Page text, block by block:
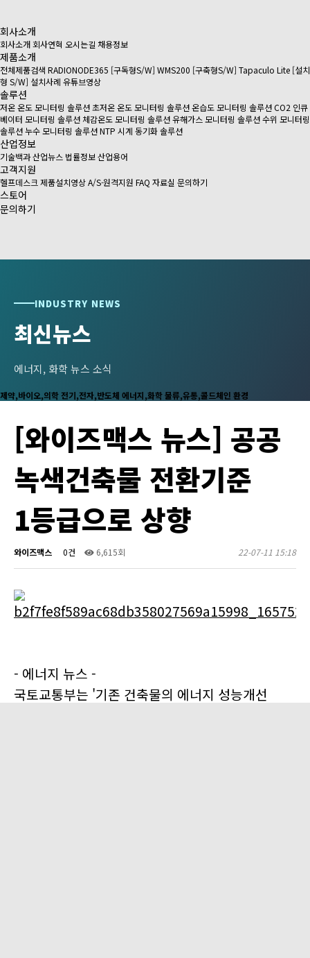
회사소개
회사소개회사연혁 오시는길 채용정보
제품소개
전체제품검색 RADIONODE365 [구독형S/W] WMS200 [구축형S/W] Tapaculo Lite [설치
형 S/W] 설치사례 유튜브영상
솔루션
저온 온도 모니터링 솔루션초저온 온도 모니터링 솔루션온습도 모니터링 솔루션CO2 인큐
베이터 모니터링 솔루션 체감온도 모니터링 솔루션유해가스 모니터링 솔루션수위 모니터링
솔루션누수 모니터링 솔루션NTP 시계 동기화 솔루션
산업정보
기술백과산업뉴스 법률정보산업용어
고객지원
헬프데스크 제품설치영상A/S·원격지원 FAQ 자료실 문의하기
스토어
문의하기
INDUSTRY NEWS
최신뉴스
에너지, 화학 뉴스 소식
제약,바이오,의학전기,전자,반도체 에너지,화학물류,유통,콜드체인 환경
[와이즈맥스 뉴스] 공공
녹색건축물 전환기준
1등급으로 상향
와이즈맥스 0건 6,615회 22-07-11 15:18
- 에너지 뉴스 -
국토교통부는 '기존 건축물의 에너지 성능개선